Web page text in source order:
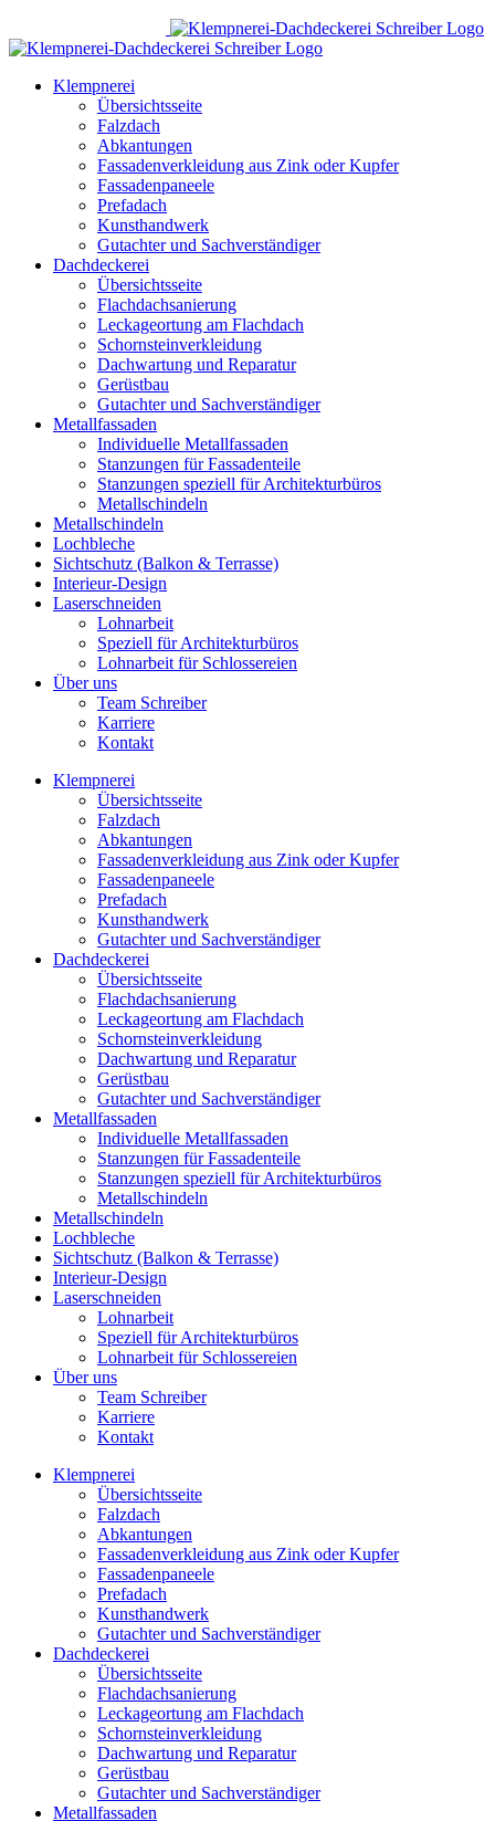
Inhalt
springen
Klempnerei
Übersichtsseite
Falzdach
Abkantungen
Fassadenverkleidung aus Zink oder Kupfer
Fassadenpaneele
Prefadach
Kunsthandwerk
Gutachter und Sachverständiger
Dachdeckerei
Übersichtsseite
Flachdachsanierung
Leckageortung am Flachdach
Schornsteinverkleidung
Dachwartung und Reparatur
Gerüstbau
Gutachter und Sachverständiger
Metallfassaden
Individuelle Metallfassaden
Stanzungen für Fassadenteile
Stanzungen speziell für Architekturbüros
Metallschindeln
Metallschindeln
Lochbleche
Sichtschutz (Balkon & Terrasse)
Interieur-Design
Laserschneiden
Lohnarbeit
Speziell für Architekturbüros
Lohnarbeit für Schlossereien
Über uns
Team Schreiber
Karriere
Kontakt
Klempnerei
Übersichtsseite
Falzdach
Abkantungen
Fassadenverkleidung aus Zink oder Kupfer
Fassadenpaneele
Prefadach
Kunsthandwerk
Gutachter und Sachverständiger
Dachdeckerei
Übersichtsseite
Flachdachsanierung
Leckageortung am Flachdach
Schornsteinverkleidung
Dachwartung und Reparatur
Gerüstbau
Gutachter und Sachverständiger
Metallfassaden
Individuelle Metallfassaden
Stanzungen für Fassadenteile
Stanzungen speziell für Architekturbüros
Metallschindeln
Metallschindeln
Lochbleche
Sichtschutz (Balkon & Terrasse)
Interieur-Design
Laserschneiden
Lohnarbeit
Speziell für Architekturbüros
Lohnarbeit für Schlossereien
Über uns
Team Schreiber
Karriere
Kontakt
Klempnerei
Übersichtsseite
Falzdach
Abkantungen
Fassadenverkleidung aus Zink oder Kupfer
Fassadenpaneele
Prefadach
Kunsthandwerk
Gutachter und Sachverständiger
Dachdeckerei
Übersichtsseite
Flachdachsanierung
Leckageortung am Flachdach
Schornsteinverkleidung
Dachwartung und Reparatur
Gerüstbau
Gutachter und Sachverständiger
Metallfassaden